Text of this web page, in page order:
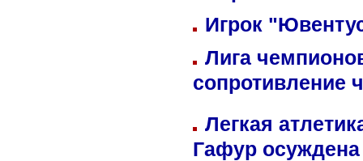
Игрок
Лига
сопротивление
Легкая